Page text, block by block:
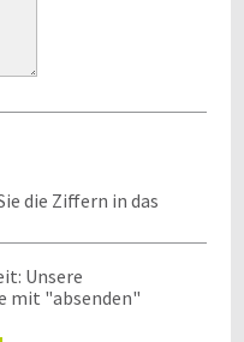
die Ziffern in das
Unsere
mit "absenden"